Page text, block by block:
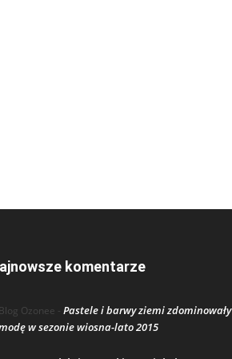
komentarze
Ozonee - Pastele i barwy ziemi zdominowały
w sezonie wiosna-lato 2015